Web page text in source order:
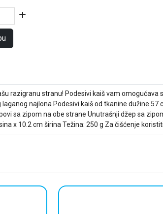
razigranu stranu! Podesivi kaiš vam omogućava
najlona Podesivi kaiš od tkanine dužine 57
sa zipom na obe strane Unutrašnji džep sa
x 10.2 cm širina Težina: 250 g Za čišćenje